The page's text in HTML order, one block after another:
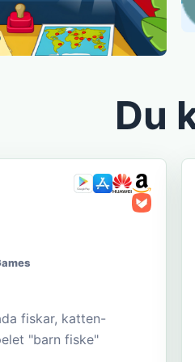
Du
fiskar, katten-
"barn fiske"